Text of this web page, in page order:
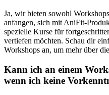
Ja,⁢ wir bieten sowohl
⁣anfangen, sich mit AniFit-
spezielle Kurse für
vertiefen möchten. Schau dir
Workshops an, um mehr über
Kann ich an einem
wenn ‍ich ‍keine